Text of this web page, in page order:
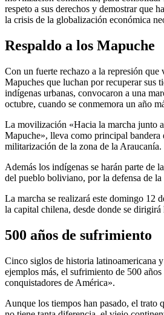
respeto a sus derechos y demostrar que
la crisis de la globalización económica
Respaldo a los Mapuche
Con un fuerte rechazo a la represión que
Mapuches que luchan por recuperar sus
indígenas urbanas, convocaron a una
octubre, cuando se conmemora un año
La movilización «Hacia la marcha junto
Mapuche», lleva como principal bandera
militarización de la zona de la Araucanía.
Además los indígenas se harán parte de
del pueblo boliviano, por la defensa de la
La marcha se realizará este domingo 12
la capital chilena, desde donde se
500 años de sufrimiento
Cinco siglos de historia latinoamericana
ejemplos más, el sufrimiento de 500
conquistadores de América».
Aunque los tiempos han pasado, el trato